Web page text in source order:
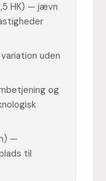
HK) — jævn
uden
og
—
til